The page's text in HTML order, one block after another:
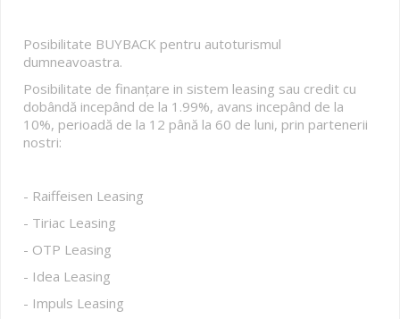
Posibilitate BUYBACK pentru autoturismul
dumneavoastra.
Posibilitate de finanțare in sistem leasing sau credit cu
dobândă incepând de la 1.99%, avans incepând de la
10%, perioadă de la 12 până la 60 de luni, prin partenerii
nostri:
- Raiffeisen Leasing
- Tiriac Leasing
- OTP Leasing
- Idea Leasing
- Impuls Leasing